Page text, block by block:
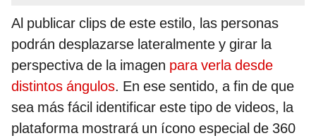
Al publicar clips de este estilo, las personas
podrán desplazarse lateralmente y girar la
perspectiva de la imagen para verla desde
distintos ángulos. En ese sentido, a fin de que
sea más fácil identificar este tipo de videos, la
plataforma mostrará un ícono especial de 360